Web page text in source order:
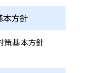
本方針
策基本方針